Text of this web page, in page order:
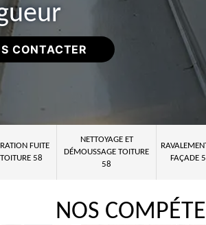
CONTACTER
FUITE
58
NETTOYAGE ET
DÉMOUSSAGE TOITURE
58
FAÇADE
NOS